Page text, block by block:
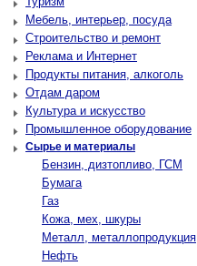
Мебель, интерьер, посуда
Строительство и ремонт
Реклама и Интернет
Продукты питания, алкоголь
Отдам даром
Культура и искусство
Промышленное оборудование
Сырье и материалы
Бензин, дизтопливо, ГСМ
Бумага
Газ
Кожа, мех, шкуры
Металл, металлопродукция
Нефть